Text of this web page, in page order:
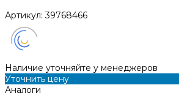
Артикул:39768466
Наличие уточняйте у менеджеров
Уточнить цену
Аналоги